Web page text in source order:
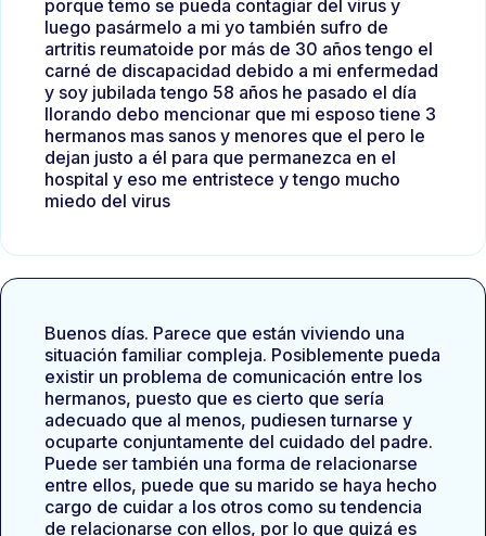
porque temo se pueda contagiar del virus y
luego pasármelo a mi yo también sufro de
artritis reumatoide por más de 30 años tengo el
carné de discapacidad debido a mi enfermedad
y soy jubilada tengo 58 años he pasado el día
llorando debo mencionar que mi esposo tiene 3
hermanos mas sanos y menores que el pero le
dejan justo a él para que permanezca en el
hospital y eso me entristece y tengo mucho
miedo del virus
Buenos días. Parece que están viviendo una
situación familiar compleja. Posiblemente pueda
existir un problema de comunicación entre los
hermanos, puesto que es cierto que sería
adecuado que al menos, pudiesen turnarse y
ocuparte conjuntamente del cuidado del padre.
Puede ser también una forma de relacionarse
entre ellos, puede que su marido se haya hecho
cargo de cuidar a los otros como su tendencia
de relacionarse con ellos, por lo que quizá es